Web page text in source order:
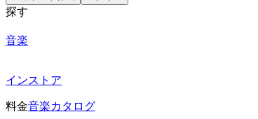
探す
音楽
インストア
料金音楽カタログ